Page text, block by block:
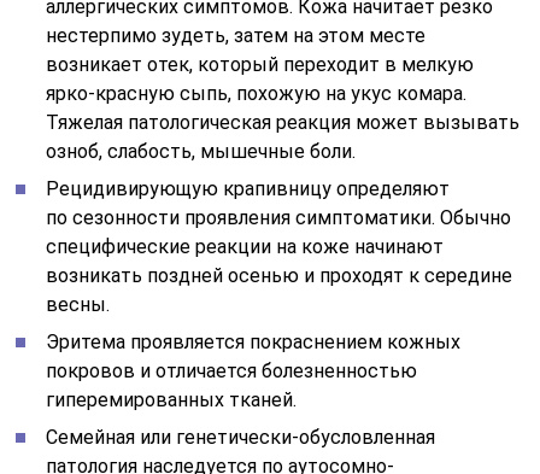
аллергических симптомов. Кожа начитает резко
нестерпимо зудеть, затем на этом месте
возникает отек, который переходит в мелкую
ярко-красную сыпь, похожую на укус комара.
Тяжелая патологическая реакция может вызывать
озноб, слабость, мышечные боли.
Рецидивирующую крапивницу определяют
по сезонности проявления симптоматики. Обычно
специфические реакции на коже начинают
возникать поздней осенью и проходят к середине
весны.
Эритема проявляется покраснением кожных
покровов и отличается болезненностью
гиперемированных тканей.
Семейная или генетически-обусловленная
патология наследуется по аутосомно-